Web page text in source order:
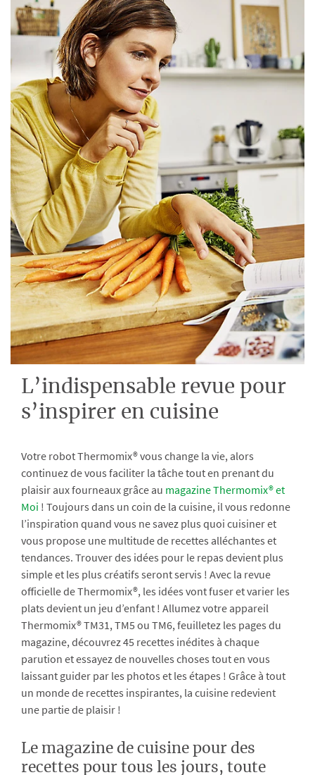
L’indispensable revue pour
s’inspirer en cuisine
Votre robot Thermomix® vous change la vie, alors
continuez de vous faciliter la tâche tout en prenant du
plaisir aux fourneaux grâce au magazine Thermomix® et
Moi ! Toujours dans un coin de la cuisine, il vous redonne
l’inspiration quand vous ne savez plus quoi cuisiner et
vous propose une multitude de recettes alléchantes et
tendances. Trouver des idées pour le repas devient plus
simple et les plus créatifs seront servis ! Avec la revue
officielle de Thermomix®, les idées vont fuser et varier les
plats devient un jeu d’enfant ! Allumez votre appareil
Thermomix® TM31, TM5 ou TM6, feuilletez les pages du
magazine, découvrez 45 recettes inédites à chaque
parution et essayez de nouvelles choses tout en vous
laissant guider par les photos et les étapes ! Grâce à tout
un monde de recettes inspirantes, la cuisine redevient
une partie de plaisir !
Le magazine de cuisine pour des
recettes pour tous les jours, toute